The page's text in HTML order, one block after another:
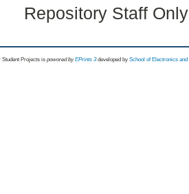
Repository Staff
Student Projects is powored byEPrints 3 developed by School of Electronics